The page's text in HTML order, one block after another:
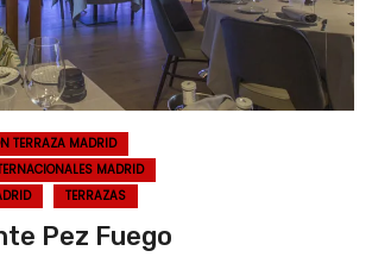
TERRAZA MADRID
MADRID
TERRAZAS
Pez Fuego